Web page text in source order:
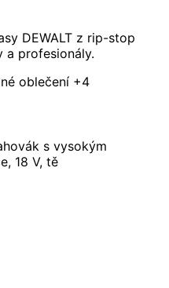
DEWALT z rip-stop
a profesionály.
oblečení +4
s vysokým
18 V, tě